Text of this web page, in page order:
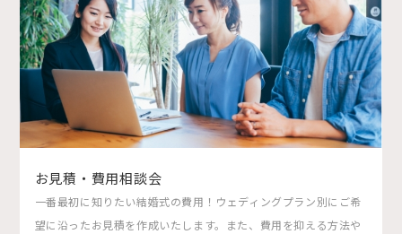
お見積・費用相談会
一番最初に知りたい結婚式の費用！ウェディングプラン別にご希
望に沿ったお見積を作成いたします。また、費用を抑える方法や